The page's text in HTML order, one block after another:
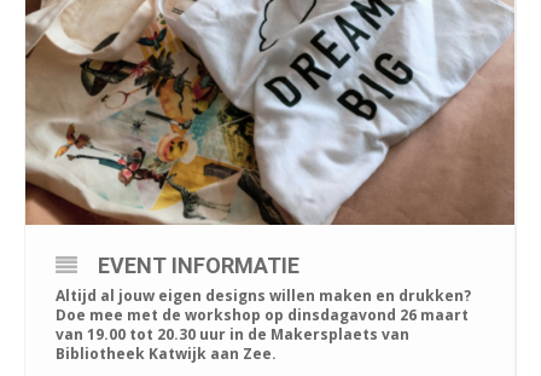
EVENT INFORMATIE
Altijd al jouw eigen designs willen maken en drukken?
Doe mee met de workshop op dinsdagavond 26 maart
van 19.00 tot 20.30 uur in de Makersplaets van
Bibliotheek Katwijk aan Zee.